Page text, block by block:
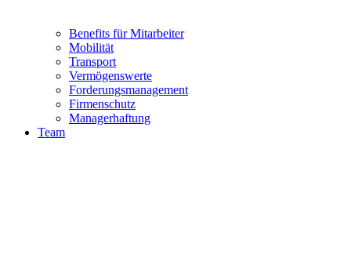
Benefits für Mitarbeiter
Mobilität
Transport
Vermögenswerte
Forderungsmanagement
Firmenschutz
Managerhaftung
Team